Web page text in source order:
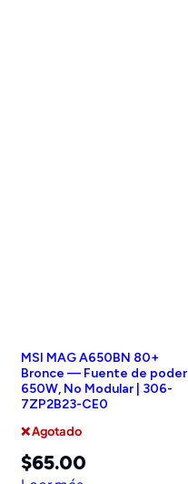
MSI MAG A650BN 80+
Bronce — Fuente de poder
650W, No Modular | 306-
7ZP2B23-CE0
❌ Agotado
$65.00